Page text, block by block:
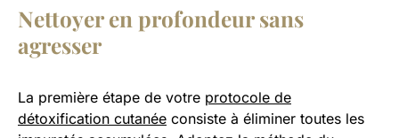
Nettoyer en profondeur sans
agresser
La première étape de votre protocole de
détoxification cutanée consiste à éliminer toutes les